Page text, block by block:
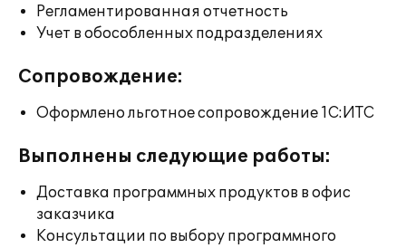
Регламентированная отчетность
Учет в обособленных подразделениях
Сопровождение:
Оформлено льготное сопровождение 1С:ИТС
Выполнены следующие работы:
Доставка программных продуктов в офис
заказчика
Консультации по выбору программного